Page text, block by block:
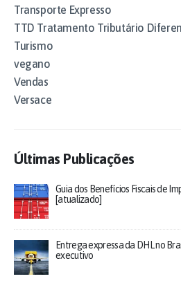
Transporte Expresso
TTD Tratamento Tributário
Turismo
vegano
Vendas
Versace
Últimas Publicações
Guia dos Benefícios Fiscais de
[atualizado]
Entrega expressa da DHL no
executivo